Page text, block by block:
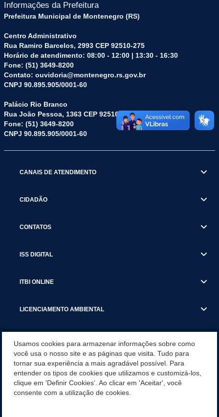
Informações da Prefeitura
Prefeitura Municipal de Montenegro (RS)
Centro Administrativo
Rua Ramiro Barcelos, 2993 CEP 92510-275
Horário de atendimento: 08:00 - 12:00 | 13:30 - 16:30
Fone: (51) 3649-8200
Contato: ouvidoria@montenegro.rs.gov.br
CNPJ 90.895.905/0001-60
Palácio Rio Branco
Rua João Pessoa, 1363 CEP 92510-045
Fone: (51) 3649-8200
CNPJ 90.895.905/0001-60
CANAIS DE ATENDIMENTO
CIDADÃO
CONTATOS
ISS DIGITAL
ITBI ONLINE
LICENCIAMENTO AMBIENTAL
SERVIÇOS
SERVIÇOS DO DEPARTAMENTO DE RECEITA MUNICIPAL
Usamos cookies para armazenar informações sobre como
você usa o nosso site e as páginas que visita. Tudo para
tornar sua experiência a mais agradável possível. Para
entender os tipos de cookies que utilizamos e customizá-los,
clique em 'Definir Cookies'. Ao clicar em 'Aceitar', você
consente com a utilização de cookies.